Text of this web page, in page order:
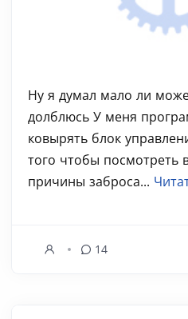
Ну я думал мало ли
долблюсь У меня
ковырять блок
того чтобы посмотреть
причины заброса...
14